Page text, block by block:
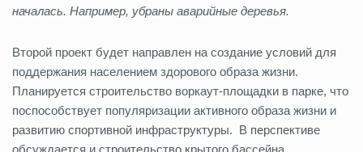
началась. Например, убраны аварийные деревья.
Второй проект будет направлен на создание условий для
поддержания населением здорового образа жизни.
Планируется строительство воркаут-площадки в парке, что
поспособствует популяризации активного образа жизни и
развитию спортивной инфраструктуры. В перспективе